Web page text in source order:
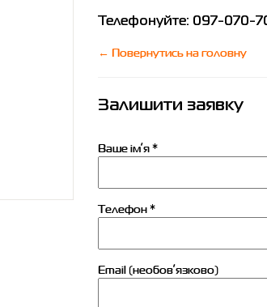
Телефонуйте: 097-070-
← Повернутись на головну
Залишити заявку
Ваше імʼя *
Телефон *
Email (необовʼязково)